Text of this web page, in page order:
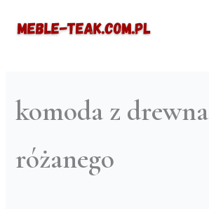
komoda z drewna
różanego